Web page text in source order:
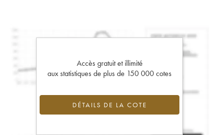
Accès gratuit et illimité
aux statistiques de plus de 150 000 cotes
DÉTAILS DE LA COTE